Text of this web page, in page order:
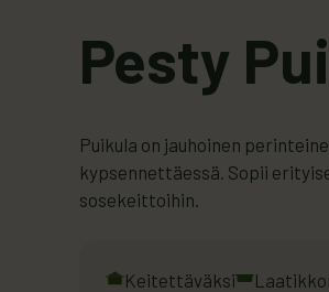
Pesty
Puikula on jauhoinen
kypsennettäessä. Sopii
sosekeittoihin.
Keitettäväksi